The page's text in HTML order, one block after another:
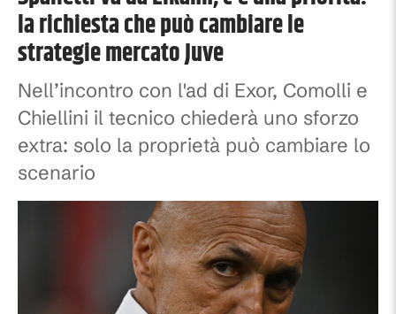
la richiesta che può cambiare le
strategie mercato Juve
Nell’incontro con l'ad di Exor, Comolli e
Chiellini il tecnico chiederà uno sforzo
extra: solo la proprietà può cambiare lo
scenario